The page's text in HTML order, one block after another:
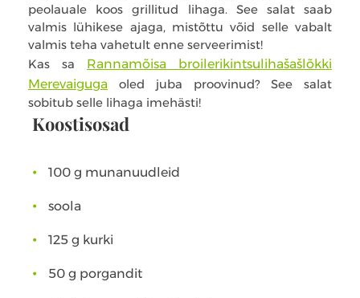
peolauale koos grillitud lihaga. See salat saab
valmis lühikese ajaga, mistõttu võid selle vabalt
valmis teha vahetult enne serveerimist!
Kas sa Rannamõisa broilerikintsulihašašlõkki
Merevaiguga oled juba proovinud? See salat
sobitub selle lihaga imehästi!
Koostisosad
100 g munanuudleid
soola
125 g kurki
50 g porgandit